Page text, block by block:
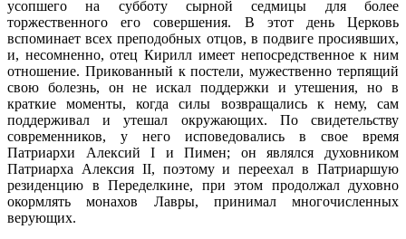
усопшего на субботу сырной седмицы для более
торжественного его совершения. В этот день Церковь
вспоминает всех преподобных отцов, в подвиге просиявших,
и, несомненно, отец Кирилл имеет непосредственное к ним
отношение. Прикованный к постели, мужественно терпящий
свою болезнь, он не искал поддержки и утешения, но в
краткие моменты, когда силы возвращались к нему, сам
поддерживал и утешал окружающих. По свидетельству
современников, у него исповедовались в свое время
Патриархи Алексий I и Пимен; он являлся духовником
Патриарха Алексия II, поэтому и переехал в Патриаршую
резиденцию в Переделкине, при этом продолжал духовно
окормлять монахов Лавры, принимал многочисленных
верующих.